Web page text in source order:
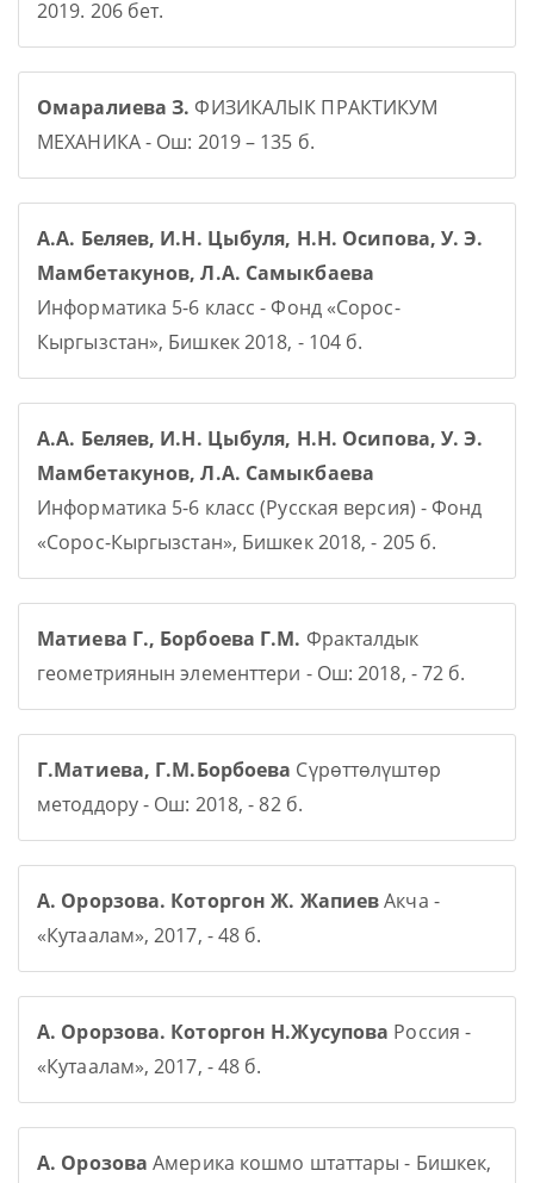
2019. 206 бет.
Омаралиева З. ФИЗИКАЛЫК ПРАКТИКУМ
МЕХАНИКА - Ош: 2019 – 135 б.
А.А. Беляев, И.Н. Цыбуля, Н.Н. Осипова, У. Э.
Мамбетакунов, Л.А. Самыкбаева
Информатика 5-6 класс - Фонд «Сорос-
Кыргызстан», Бишкек 2018, - 104 б.
А.А. Беляев, И.Н. Цыбуля, Н.Н. Осипова, У. Э.
Мамбетакунов, Л.А. Самыкбаева
Информатика 5-6 класс (Русская версия) - Фонд
«Сорос-Кыргызстан», Бишкек 2018, - 205 б.
Матиева Г., Борбоева Г.М. Фракталдык
геометриянын элементтери - Ош: 2018, - 72 б.
Г.Матиева, Г.М.Борбоева Сүрөттөлүштөр
методдору - Ош: 2018, - 82 б.
А. Орорзова. Которгон Ж. ЖапиевАкча -
«Кутаалам», 2017, - 48 б.
А. Орорзова. Которгон Н.Жусупова Россия -
«Кутаалам», 2017, - 48 б.
А. Орозова Америка кошмо штаттары - Бишкек,